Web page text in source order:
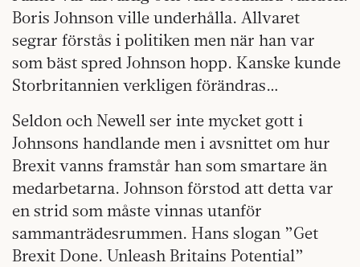
Boris Johnson ville underhålla. Allvaret
segrar förstås i politiken men när han var
som bäst spred Johnson hopp. Kanske kunde
Storbritannien verkligen förändras…
Seldon och Newell ser inte mycket gott i
Johnsons handlande men i avsnittet om hur
Brexit vanns framstår han som smartare än
medarbetarna. Johnson förstod att detta var
en strid som måste vinnas utanför
sammanträdesrummen. Hans slogan ”Get
Brexit Done. Unleash Britains Potential”